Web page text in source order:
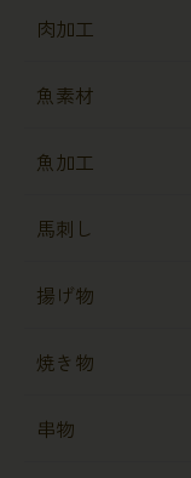
肉加工
魚素材
魚加工
馬刺し
揚げ物
焼き物
串物